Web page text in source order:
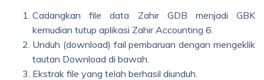
Cadangkan file data Zahir GDB menjadi GBK
kemudian tutup aplikasi Zahir Accounting 6.
Unduh (download) fail pembaruan dengan mengeklik
tautan Download di bawah.
Ekstrak file yang telah berhasil diunduh.